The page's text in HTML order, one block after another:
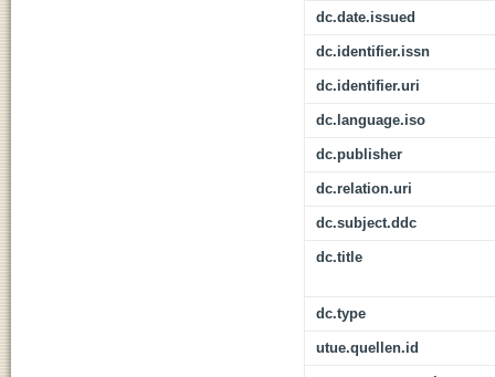
dc.date.issued
dc.identifier.issn
dc.identifier.uri
dc.language.iso
dc.publisher
dc.relation.uri
dc.subject.ddc
dc.title
dc.type
utue.quellen.id